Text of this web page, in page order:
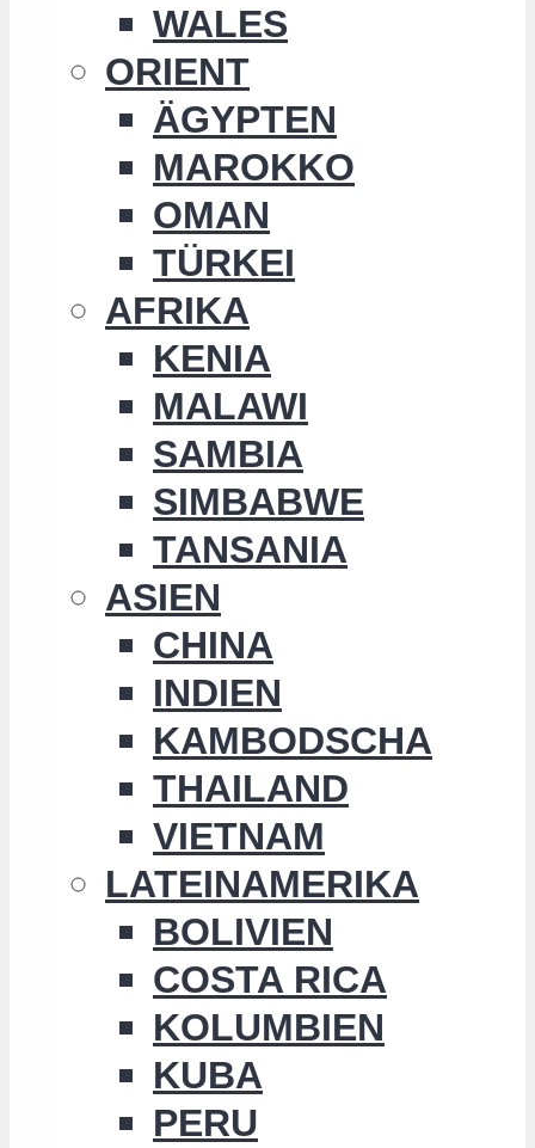
WALES
ORIENT
ÄGYPTEN
MAROKKO
OMAN
TÜRKEI
AFRIKA
KENIA
MALAWI
SAMBIA
SIMBABWE
TANSANIA
ASIEN
CHINA
INDIEN
KAMBODSCHA
THAILAND
VIETNAM
LATEINAMERIKA
BOLIVIEN
COSTA RICA
KOLUMBIEN
KUBA
PERU